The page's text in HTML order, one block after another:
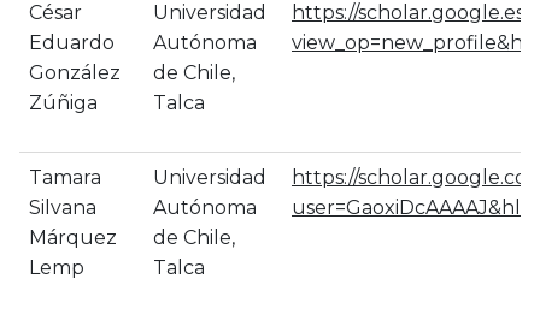
César
Eduardo
González
Zúñiga
Universidad
Autónoma
de Chile,
Talca
https://scholar.google.es/
Tamara
Silvana
Márquez
Lemp
Universidad
Autónoma
de Chile,
Talca
https://